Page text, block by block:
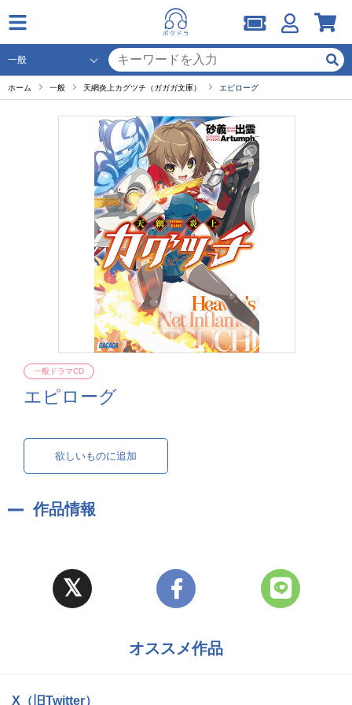
ホーム 一般 天網炎上カグツチ（ガガガ文庫） エピローグ
エピローグ
一般ドラマCD
欲しいものに追加
作品情報
オススメ作品
X（旧Twitter）